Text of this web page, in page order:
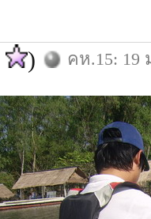
) คห.15: 19